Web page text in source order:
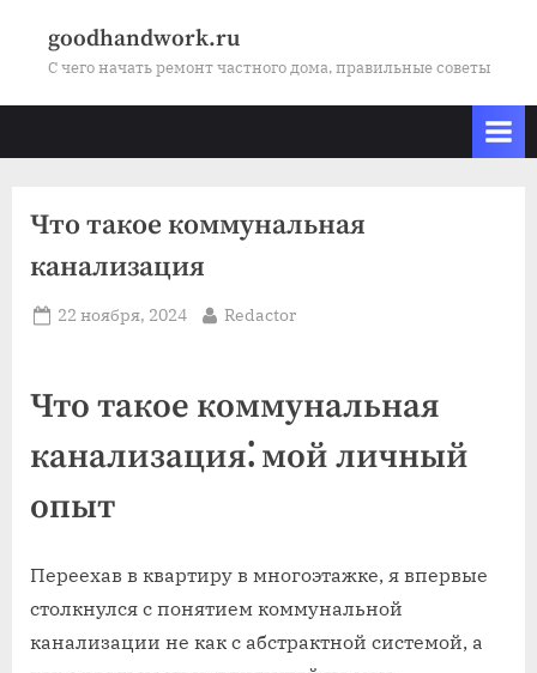
goodhandwork.ru
С чего начать ремонт частного дома, правильные советы
Что такое коммунальная
канализация
Posted
22 ноября, 2024 By
Redactor
Что такое коммунальная
канализация⁚ мой личный
опыт
Переехав в квартиру в многоэтажке, я впервые
столкнулся с понятием коммунальной
канализации не как с абстрактной системой, а